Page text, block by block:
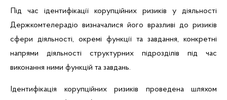
Під час ідентифікації корупційних ризиків у діяльності
Держкомтелерадіо визначалися його вразливі до ризиків
сфери діяльності, окремі функції та завдання, конкретні
напрями діяльності структурних підрозділів під час
виконання ними функцій та завдань.
Ідентифікація корупційних ризиків проведена шляхом